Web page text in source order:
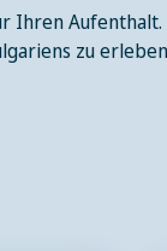
zu